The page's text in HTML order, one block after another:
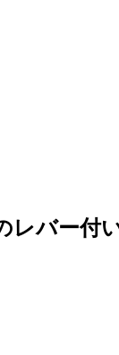
レバー付